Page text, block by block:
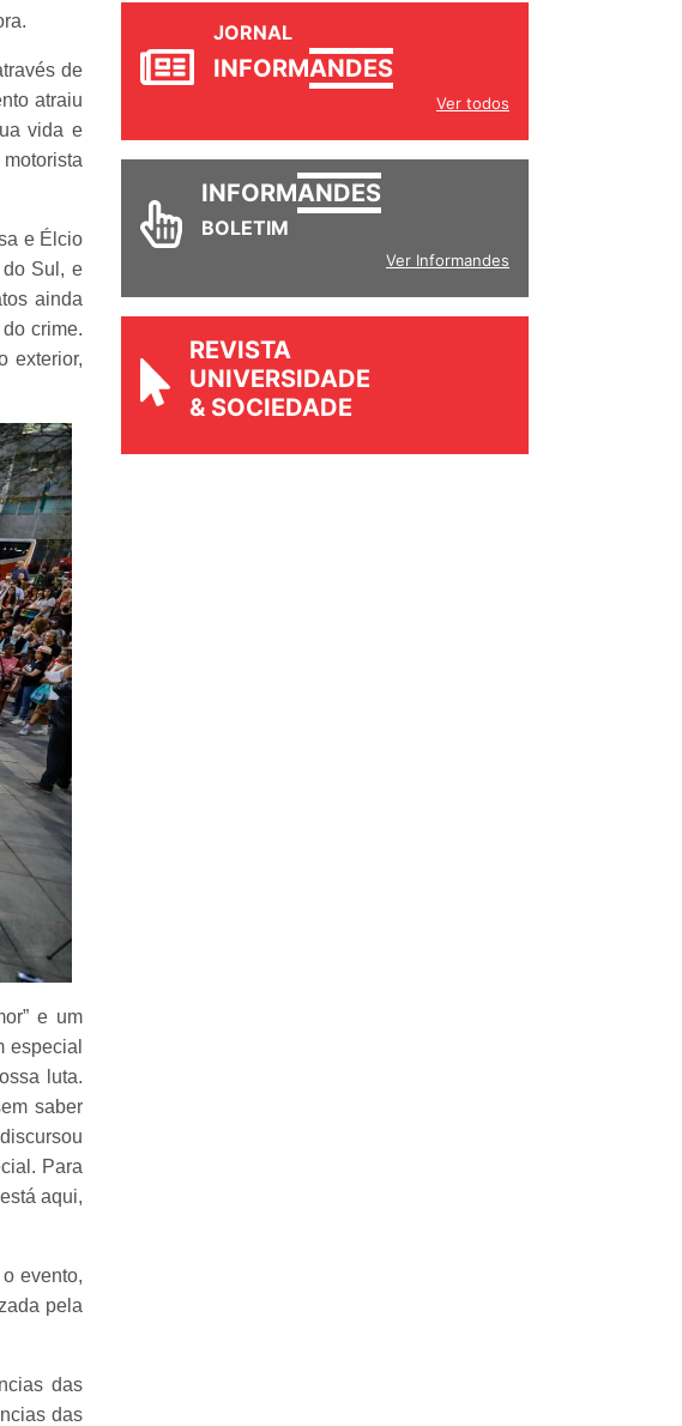
de
atraiu
vida e
e Élcio
do Sul, e
ainda
crime.
exterior,
e um
especial
luta.
saber
Para
aqui,
evento,
pela
das
das
JORNAL
Ver todos
INFORM
Ver Informandes
REVISTA
UNIVERSIDADE